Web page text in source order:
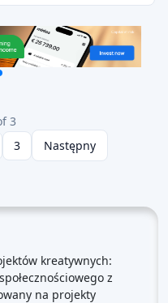
3
3 Następny
kreatywnych:
z
na projekty